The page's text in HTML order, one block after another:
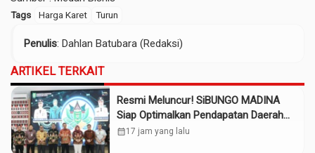
Tags Harga Karet Turun
Penulis: Dahlan Batubara (Redaksi)
ARTIKEL TERKAIT
Resmi Meluncur! SiBUNGO MADINA
Siap Optimalkan Pendapatan Daerah
Madina
calendar_month17 jam yang lalu